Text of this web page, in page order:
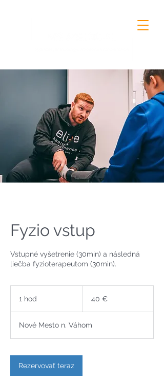
Fyzio vstup
Vstupné vyšetrenie (30min) a následná
liečba fyzioterapeutom (30min).
1 hod 40 €
Nové Mesto n. Váhom
Rezervovať teraz